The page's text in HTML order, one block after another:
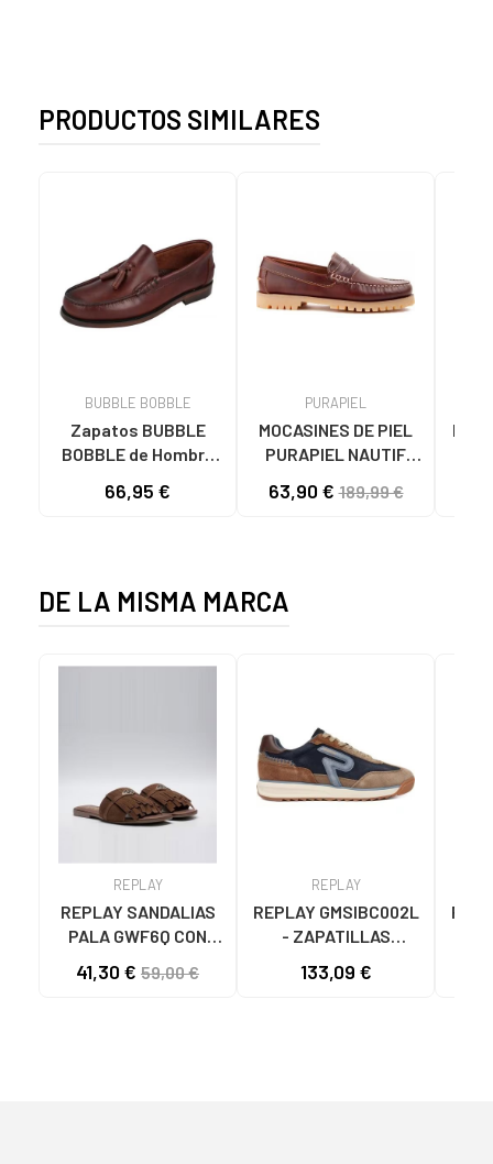
PRODUCTOS SIMILARES
BUBBLE BOBBLE
Zapatos BUBBLE
BOBBLE de Hombre
PIEL HOMBRE
66,95 €
PURAPIEL
MOCASINES DE PIEL
PURAPIEL NAUTIF
BROWN
63,90 €189,99 €
DE LA MISMA MARCA
REPLAY
REPLAY SANDALIAS
PALA GWF6Q CON
MARRÓN
41,30 € 59,00 €
REPLAY
REPLAY GMSIBC002L
- ZAPATILLAS
MARINO AZUL MARINO
133,09 €